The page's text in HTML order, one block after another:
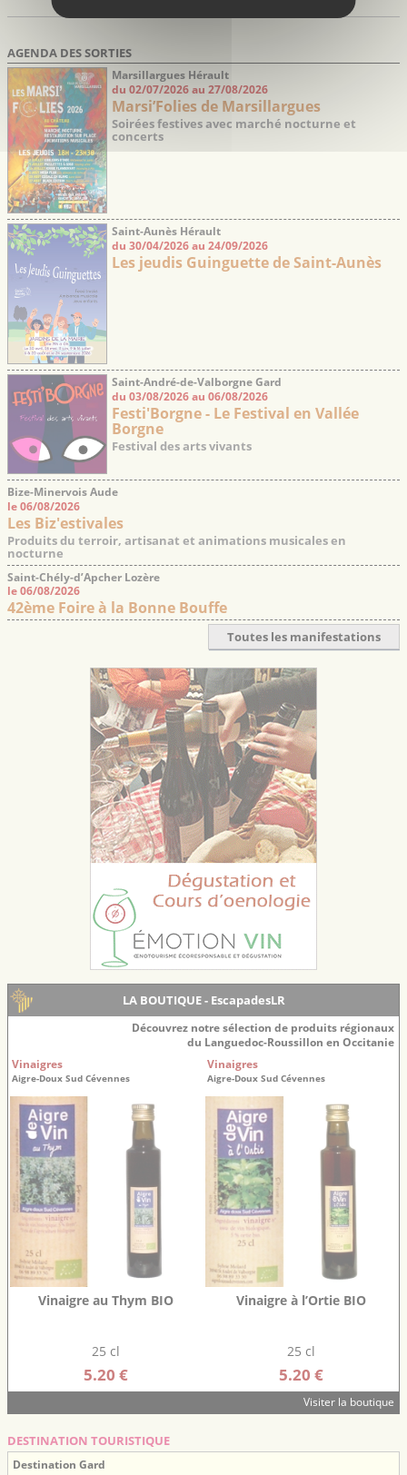
AGENDA DES SORTIES
Marsillargues Hérault
du 02/07/2026 au 27/08/2026
Marsi’Folies de Marsillargues
Soirées festives avec marché nocturne et
concerts
Saint-Aunès Hérault
du 30/04/2026 au 24/09/2026
Les jeudis Guinguette de Saint-Aunès
Saint-André-de-Valborgne Gard
du 03/08/2026 au 06/08/2026
Festi'Borgne - Le Festival en Vallée
Borgne
Festival des arts vivants
Bize-Minervois Aude
le 06/08/2026
Les Biz'estivales
Produits du terroir, artisanat et animations musicales en
nocturne
Saint-Chély-d’Apcher Lozère
le 06/08/2026
42ème Foire à la Bonne Bouffe
Toutes les manifestations
LA BOUTIQUE - EscapadesLR
Découvrez notre sélection de produits régionaux
du Languedoc-Roussillon en Occitanie
Vinaigres
Aigre-Doux Sud Cévennes
Vinaigre au Thym BIO
25 cl
5.20 €
Vinaigres
Aigre-Doux Sud Cévennes
Vinaigre à l’Ortie BIO
25 cl
5.20 €
Visiter la boutique
DESTINATION TOURISTIQUE
Destination Gard